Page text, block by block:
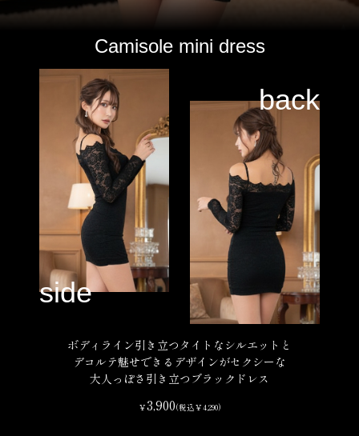
Camisole mini dress
ボディライン引き立つタイトなシルエットと
デコルテ魅せできるデザインがセクシーな
大人っぽさ引き立つブラックドレス
￥3,900(税込￥4,290)